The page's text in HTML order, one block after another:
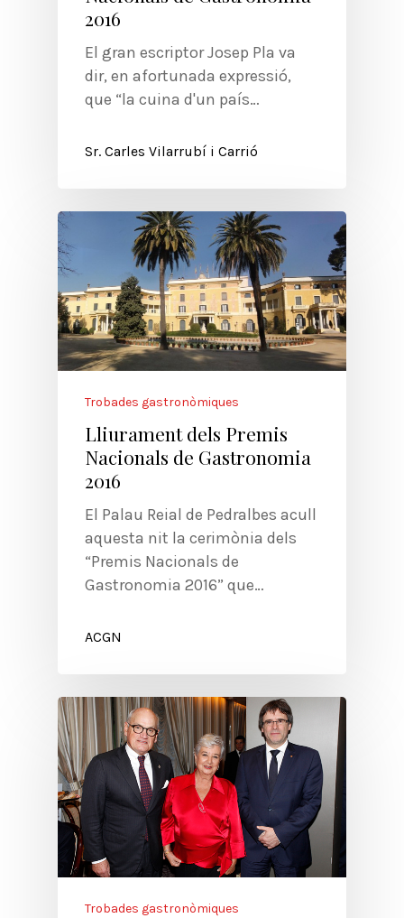
2016
El gran escriptor Josep Pla va
dir, en afortunada expressió,
que “la cuina d'un país…
Sr. Carles Vilarrubí i Carrió
Trobades gastronòmiques
Lliurament dels Premis
Nacionals de Gastronomia
2016
El Palau Reial de Pedralbes acull
aquesta nit la cerimònia dels
“Premis Nacionals de
Gastronomia 2016” que…
ACGN
Trobades gastronòmiques